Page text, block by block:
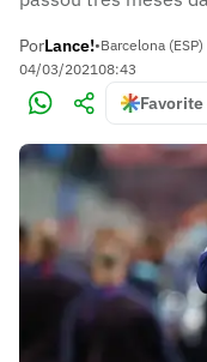
PorLance!•Barcelona (ESP)
04/03/202108:43
Favorite